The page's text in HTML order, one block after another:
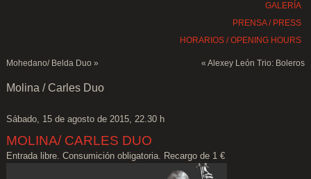
GALERÍA
PRENSA / PRESS
HORARIOS / OPENING HOURS
Mohedano/ Belda Duo » « Alexey León Trio: Boleros
Molina / Carles Duo
Sábado, 15 de agosto de 2015, 22.30 h
MOLINA/ CARLES DUO
Entrada libre. Consumición obligatoria. Recargo de 1 €